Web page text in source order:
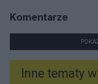
Komentarze
Inne tematy